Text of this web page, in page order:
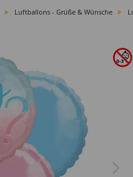
Luftballons - Grüße & Wünsche